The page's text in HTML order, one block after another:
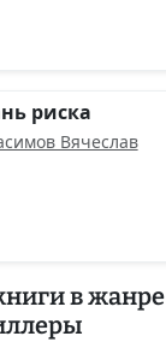
риска
Вячеслав
в жанре